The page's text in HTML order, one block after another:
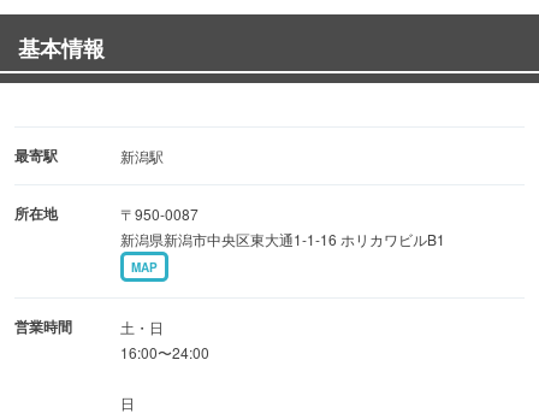
◆お得なクーポン
【予約特典】6名様以上の予約で⇒幹事様1名分無料！
【誕生日・記念日に】メッセージ付きデザートプレート無
【飲み放題単品もご用意】オープン限定 2時間単品飲み
新潟駅エリアでの歓迎会・送別会・飲み会・接待・女子
会・二次会などは当店にお任せください！
基本情報
最寄駅 新潟駅
所在地
〒950-0087
新潟県新潟市中央区東大通1-1-16 ホリカワビルB1
MAP
営業時間
土・日
16:00〜24:00
日